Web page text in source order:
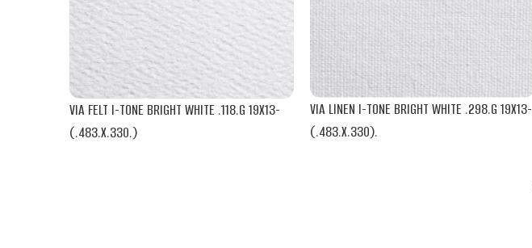
VIA FELT I-TONE BRIGHT WHITE .118.G 19X13-
(.483.X.330.)
VIA LINEN I-TONE BRIGHT WHITE .298.G 19X13-
(.483.X.330).